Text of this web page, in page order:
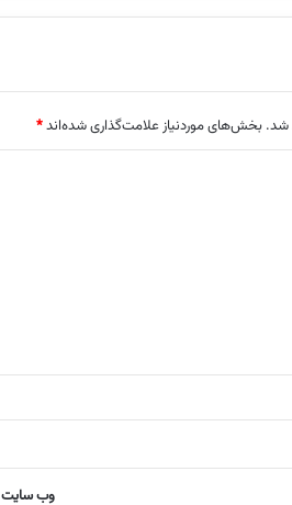
شد. بخش‌های موردنیاز علامت‌گذاری شده‌اند*
وب‌ سایت